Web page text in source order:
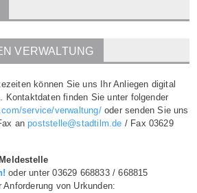
VERWALTUNG
können Sie uns Ihr Anliegen digital
Kontaktdaten finden Sie unter folgender
service/verwaltung/oder senden Sie uns
anpoststelle@stadtilm.de / Fax 03629
oder unter 03629 668833 / 668815
von Urkunden: